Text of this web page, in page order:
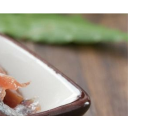
EMPANADAS DE
CARNE
60 min
FLAN CASERO
50 min